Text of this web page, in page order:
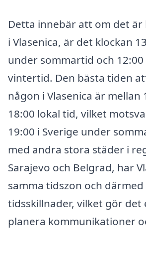
Detta innebär att om det är
i Vlasenica, är det klockan
under sommartid och
vintertid. Den bästa tiden
någon i Vlasenica är mellan
18:00 lokal tid, vilket
19:00 i Sverige under
med andra stora städer i
Sarajevo och Belgrad, har
samma tidszon och därmed
tidsskillnader, vilket gör det
planera kommunikationer